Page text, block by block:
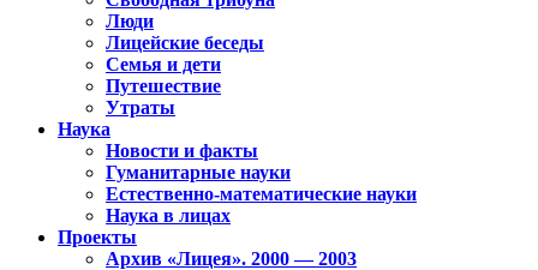
Люди
Лицейские беседы
Семья и дети
Путешествие
Утраты
Наука
Новости и факты
Гуманитарные науки
Естественно-математические науки
Наука в лицах
Проекты
Архив «Лицея». 2000 — 2003